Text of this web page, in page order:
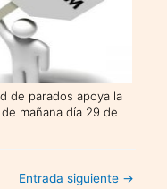
de parados apoya la
mañana día 29 de
Entrada siguiente →